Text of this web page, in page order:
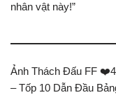
nhân vật này!”
Ảnh Thách Đấu FF
– Tốp 10 Dẫn Đầu